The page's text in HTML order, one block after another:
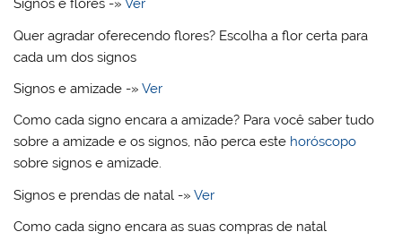
Signos e flores -»Ver
Quer agradar oferecendo flores? Escolha a flor certa para
cada um dos signos
Signos e amizade -»Ver
Como cada signo encara a amizade? Para você saber tudo
sobre a amizade e os signos, não perca este horóscopo
sobre signos e amizade.
Signos e prendas de natal -»Ver
Como cada signo encara as suas compras de natal